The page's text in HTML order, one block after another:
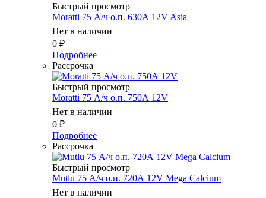
Быстрый просмотр
Moratti 75 А/ч о.п. 630А 12V Asia
Нет в наличии
0 ₽
Подробнее
Рассрочка
Быстрый просмотр
Moratti 75 А/ч о.п. 750А 12V
Нет в наличии
0 ₽
Подробнее
Рассрочка
Быстрый просмотр
Mutlu 75 А/ч о.п. 720А 12V Mega Calcium
Нет в наличии